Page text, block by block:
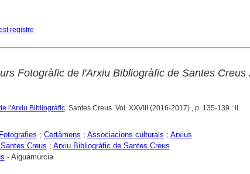
registre
Fotogràfic de l'Arxiu Bibliogràfic de Santes Creus
l'Arxiu Bibliogràfic. Santes Creus. Vol. XXVIII (2016-2017) , p. 135-139 : il.
Fotografies ; Certàmens ; Associacions culturals ; Arxius
Creus ; Arxiu Bibliogràfic de Santes Creus
- Aiguamúrcia